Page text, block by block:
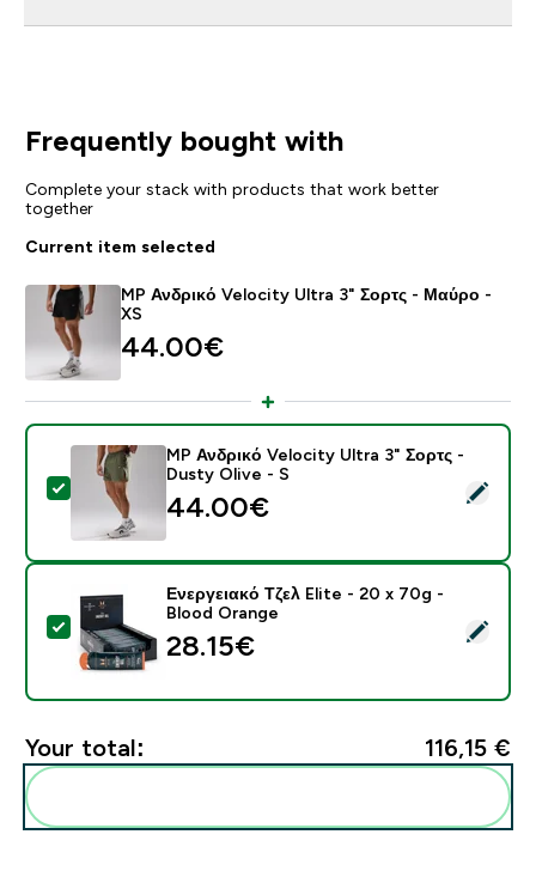
Frequently bought with
Complete your stack with products that work better
together
Current item selected
MP Ανδρικό Velocity Ultra 3" Σορτς - Μαύρο -
XS
44.00€‎
Select this product - MP Ανδρικό Velocity Ultra 3"
MP Ανδρικό Velocity Ultra 3" Σορτς -
Dusty Olive - S
44.00€‎
Select this product - Ενεργειακό Τζελ Elite - 20 x
Ενεργειακό Τζελ Elite - 20 x 70g -
Blood Orange
28.15€‎
Your total: 116,15 €‎